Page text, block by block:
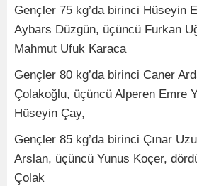
Gençler 75 kg’da birinci Hüseyin
Aybars Düzgün, üçüncü Furkan
Mahmut Ufuk Karaca
Gençler 80 kg’da birinci Caner
Çolakoğlu, üçüncü Alperen Emre
Hüseyin Çay,
Gençler 85 kg’da birinci Çınar
Arslan, üçüncü Yunus Koçer,
Çolak